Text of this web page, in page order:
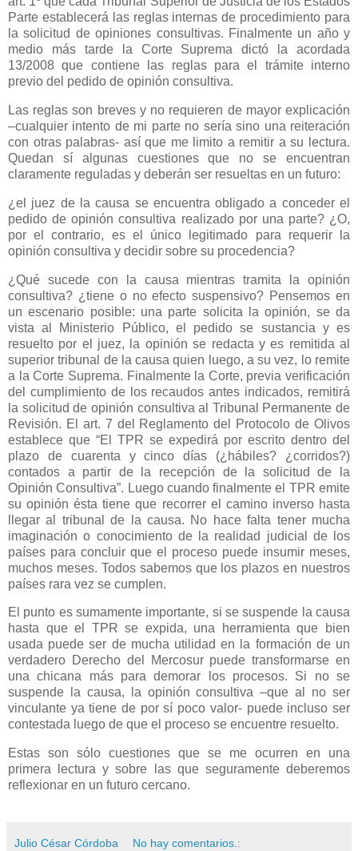
Parte establecerá las reglas internas de procedimiento para
la solicitud de opiniones consultivas. Finalmente un año y
medio más tarde
la Corte Suprema dictó la acordada
13/2008 que contiene las reglas para el trámite interno
previo del pedido de opinión consultiva.
Las reglas son breves y no requieren de mayor explicación
–cualquier intento de mi parte no sería sino una reiteración
con otras palabras- así que me limito a remitir a su lectura.
Quedan sí algunas cuestiones que no se encuentran
claramente reguladas y deberán ser resueltas en un futuro:
¿el juez de la causa se encuentra obligado a conceder el
pedido de opinión consultiva realizado por una parte? ¿O,
por el contrario, es el único legitimado para requerir la
opinión consultiva y decidir sobre su procedencia?
¿Qué sucede con la causa mientras tramita la opinión
consultiva? ¿tiene o no efecto suspensivo? Pensemos en
un escenario posible: una parte solicita la opinión, se da
vista al Ministerio Público, el pedido se sustancia y es
resuelto por el juez, la opinión se redacta y es remitida al
superior tribunal de la causa quien luego, a su vez, lo remite
a la Corte Suprema. Finalmente la Corte, previa verificación
del cumplimiento de los recaudos antes indicados, remitirá
la solicitud de opinión consultiva al Tribunal Permanente de
Revisión. El art. 7 del Reglamento del Protocolo de Olivos
establece que “El TPR se expedirá por escrito dentro del
plazo de cuarenta y cinco días (¿hábiles? ¿corridos?)
contados a partir de la recepción de la solicitud de
la
Opinión Consultiva”. Luego cuando finalmente el TPR emite
su opinión ésta tiene que recorrer el camino inverso hasta
llegar al tribunal de la causa. No hace falta tener mucha
imaginación o conocimiento de la realidad judicial de los
países para concluir que el proceso puede insumir meses,
muchos meses. Todos sabemos que los plazos en nuestros
países rara vez se cumplen.
El punto es sumamente importante, si se suspende la causa
hasta que el TPR se expida, una herramienta que bien
usada puede ser de mucha utilidad en la formación de un
verdadero Derecho del Mercosur puede transformarse en
una chicana más para demorar los procesos. Si no se
suspende la causa, la opinión consultiva –que al no ser
vinculante ya tiene de por sí poco valor- puede incluso ser
contestada luego de que el proceso se encuentre resuelto.
Estas son sólo cuestiones que se me ocurren en una
primera lectura y sobre las que seguramente deberemos
reflexionar en un futuro cercano.
Julio César Córdoba No hay comentarios.: